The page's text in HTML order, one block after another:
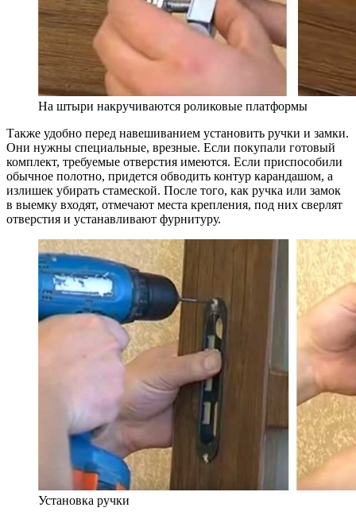
На штыри накручиваются роликовые платформы
Также удобно перед навешиванием установить ручки и замки.
Они нужны специальные, врезные. Если покупали готовый
комплект, требуемые отверстия имеются. Если приспособили
обычное полотно, придется обводить контур карандашом, а
излишек убирать стамеской. После того, как ручка или замок
в выемку входят, отмечают места крепления, под них сверлят
отверстия и устанавливают фурнитуру.
Установка ручки